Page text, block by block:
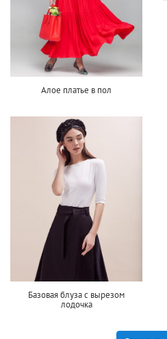
Алое платье в пол
Базовая блуза с вырезом
лодочка